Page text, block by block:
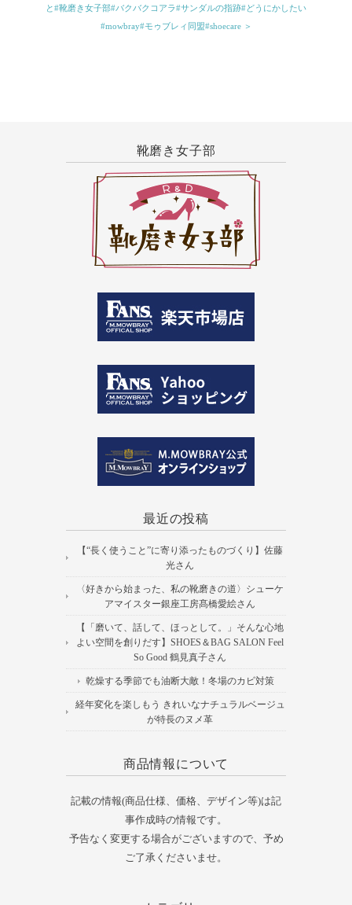
と#靴磨き女子部#バクバクコアラ#サンダルの指跡#どうにかしたい
#mowbray#モゥブレィ同盟#shoecare ＞
靴磨き女子部
最近の投稿
【“長く使うこと”に寄り添ったものづくり】佐藤
光さん
〈好きから始まった、私の靴磨きの道〉シューケ
アマイスター銀座工房髙橋愛絵さん
【「磨いて、話して、ほっとして。」そんな心地
よい空間を創りだす】SHOES＆BAG SALON Feel
So Good 鶴見真子さん
乾燥する季節でも油断大敵！冬場のカビ対策
経年変化を楽しもう きれいなナチュラルベージュ
が特長のヌメ革
商品情報について
記載の情報(商品仕様、価格、デザイン等)は記
事作成時の情報です。
予告なく変更する場合がございますので、予め
ご了承くださいませ。